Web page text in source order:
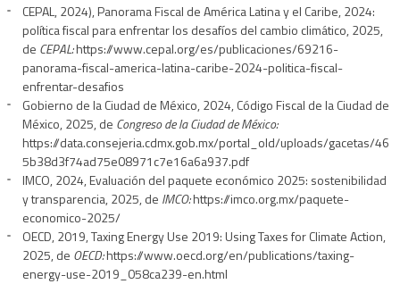
CEPAL, 2024), Panorama Fiscal de América Latina y el Caribe, 2024:
política fiscal para enfrentar los desafíos del cambio climático, 2025,
de CEPAL:https://www.cepal.org/es/publicaciones/69216-
panorama-fiscal-america-latina-caribe-2024-politica-fiscal-
enfrentar-desafios
Gobierno de la Ciudad de México, 2024, Código Fiscal de la Ciudad de
México, 2025, de Congreso de la Ciudad de México:
https://data.consejeria.cdmx.gob.mx/portal_old/uploads/gacetas/46
5b38d3f74ad75e08971c7e16a6a937.pdf
IMCO, 2024, Evaluación del paquete económico 2025: sostenibilidad
y transparencia, 2025, de IMCO:https://imco.org.mx/paquete-
economico-2025/
OECD, 2019, Taxing Energy Use 2019: Using Taxes for Climate Action,
2025, de OECD:https://www.oecd.org/en/publications/taxing-
energy-use-2019_058ca239-en.html